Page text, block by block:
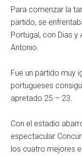
Para comenzar la
partido, se
Portugal, con Dias y
Antonio.
Fue un partido muy
portugueses
apretado 25 – 23.
Con el estadio
espectacular
los cuatro mejores